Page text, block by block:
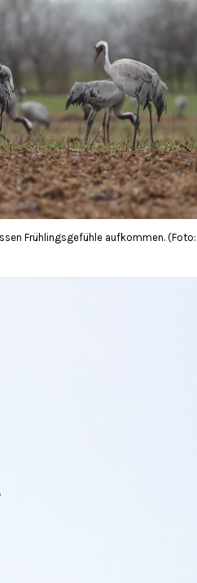
Frühlingsgefühle aufkommen. (Foto: